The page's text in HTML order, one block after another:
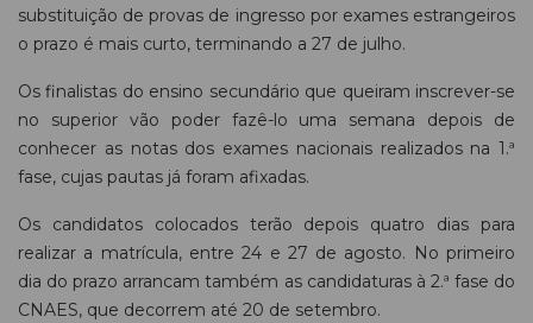
substituição de provas de ingresso por exames estrangeiros
o prazo é mais curto, terminando a 27 de julho.
Os finalistas do ensino secundário que queiram inscrever-se
no superior vão poder fazê-lo uma semana depois de
conhecer as notas dos exames nacionais realizados na 1.ª
fase, cujas pautas já foram afixadas.
Os candidatos colocados terão depois quatro dias para
realizar a matrícula, entre 24 e 27 de agosto. No primeiro
dia do prazo arrancam também as candidaturas à 2.ª fase do
CNAES, que decorrem até 20 de setembro.